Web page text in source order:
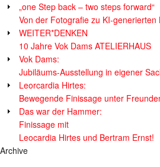
„one Step back – two steps forward“
Von der Fotografie zu KI-
WEITER*DENKEN
10 Jahre Vok Dams ATELIERHAUS
Vok Dams:
Jubiläums-Ausstellung in eigener
Leorcardia Hirtes:
Bewegende Finissage unter
Das war der Hammer:
Finissage mit
Leocardia Hirtes und Bertram Ernst!
Archive